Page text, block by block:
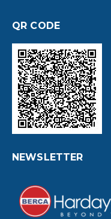
QR CODE
NEWSLETTER